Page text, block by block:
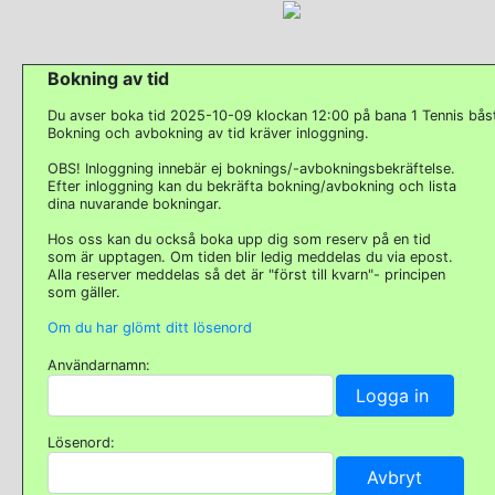
Bokning av tid
Du avser boka tid 2025-10-09 klockan 12:00 på bana 1 Tennis
Bokning och avbokning av tid kräver inloggning.
OBS! Inloggning innebär ej boknings/-avbokningsbekräftelse.
Efter inloggning kan du bekräfta bokning/avbokning och lista
dina nuvarande bokningar.
Hos oss kan du också boka upp dig som reserv på en tid
som är upptagen. Om tiden blir ledig meddelas du via epost.
Alla reserver meddelas så det är "först till kvarn"- principen
som gäller.
Om du har glömt ditt lösenord
Användarnamn:
Lösenord: